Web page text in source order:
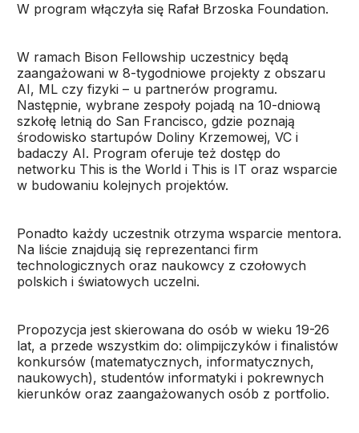
W program włączyła się Rafał Brzoska Foundation.
W ramach Bison Fellowship uczestnicy będą
zaangażowani w 8-tygodniowe projekty z obszaru
AI, ML czy fizyki – u partnerów programu.
Następnie, wybrane zespoły pojadą na 10-dniową
szkołę letnią do San Francisco, gdzie poznają
środowisko startupów Doliny Krzemowej, VC i
badaczy AI. Program oferuje też dostęp do
networku This is the World i This is IT oraz wsparcie
w budowaniu kolejnych projektów.
Ponadto każdy uczestnik otrzyma wsparcie mentora.
Na liście znajdują się reprezentanci firm
technologicznych oraz naukowcy z czołowych
polskich i światowych uczelni.
Propozycja jest skierowana do osób w wieku 19-26
lat, a przede wszystkim do: olimpijczyków i finalistów
konkursów (matematycznych, informatycznych,
naukowych), studentów informatyki i pokrewnych
kierunków oraz zaangażowanych osób z portfolio.